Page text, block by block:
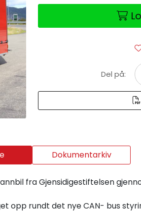
Del på:
Dokumentarkiv
fra Gjensidigestiftelsen
opp rundt det nye CAN- bus